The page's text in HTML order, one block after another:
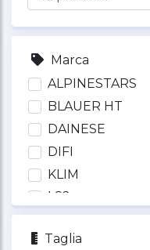
Marca
ALPINESTARS
BLAUER HT
DAINESE
DIFI
KLIM
LS2
REV'IT
Taglia